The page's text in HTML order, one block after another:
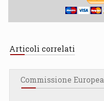
Articoli correlati
Commissione Europea